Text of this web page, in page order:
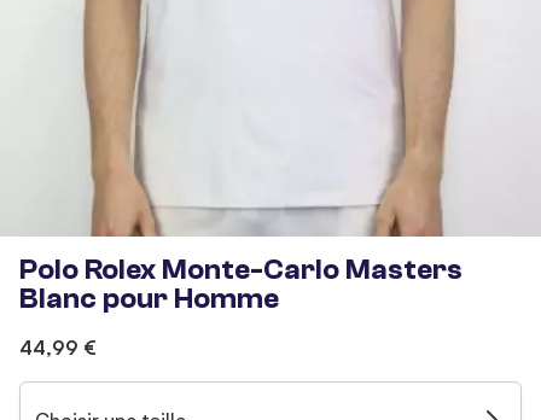
Polo Rolex Monte-Carlo Masters
Blanc pour Homme
44,99 €